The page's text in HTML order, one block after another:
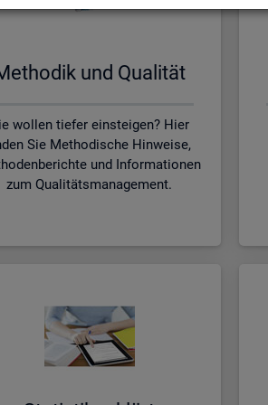
und Qua­li­tät
wollen tiefer einsteigen? Hier
Sie Methodische Hinweise,
und Informationen
zum Qualitätsmanagement.